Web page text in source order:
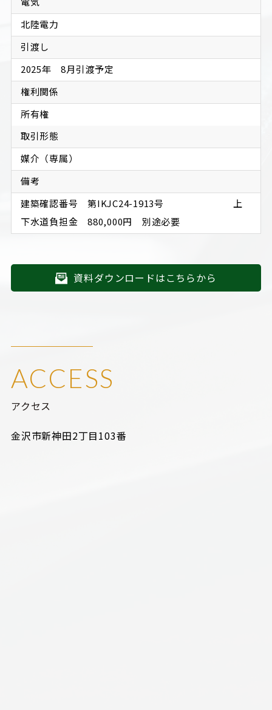
北陸電力
引渡し
2025年　8月引渡予定
権利関係
所有権
取引形態
媒介（専属）
備考
建築確認番号　第IKJC24-1913号 　　　　　　　上
下水道負担金　880,000円　別途必要
資料ダウンロードはこちらから
ACCESS
アクセス
金沢市新神田2丁目103番